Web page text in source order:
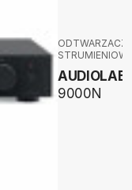
ODTWARZACZE
AUDIOLAB
9000N